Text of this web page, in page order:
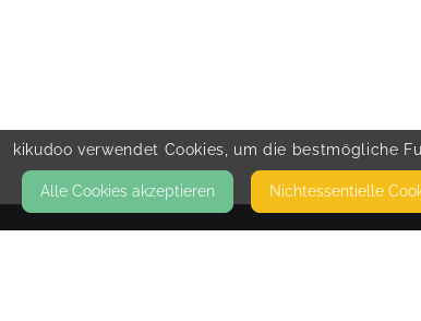
kikudoo verwendet Cookies, um die bestmögliche
Alle Cookies akzeptieren Nicht­essentielle